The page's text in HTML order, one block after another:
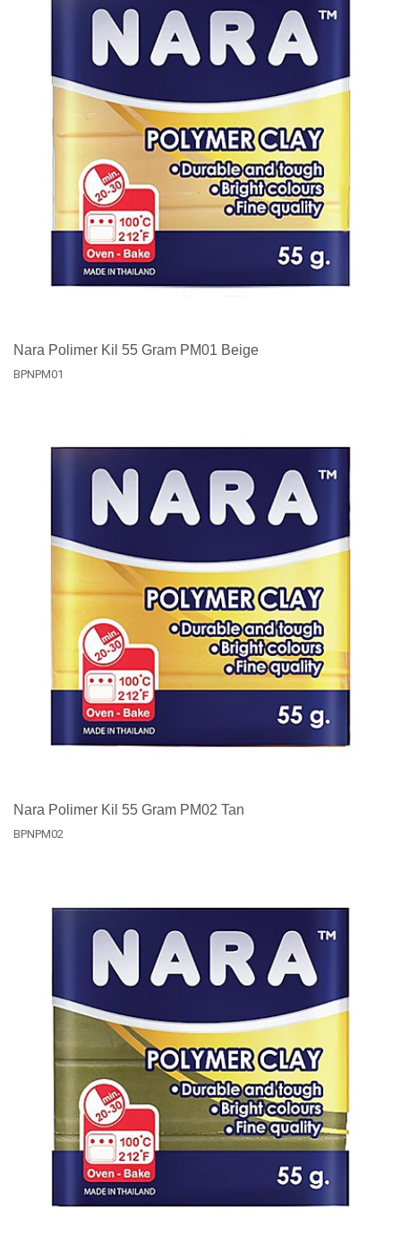
Nara Polimer Kil 55 Gram PM01 Beige
BPNPM01
Nara Polimer Kil 55 Gram PM02 Tan
BPNPM02